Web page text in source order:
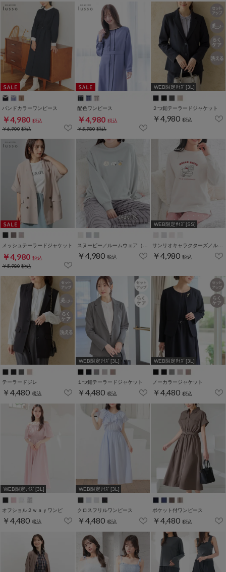
バンドカラーワンピース
￥4,980 税込
￥6,900税込
配色ワンピース
￥4,980 税込
￥5,980税込
WEB限定ｻｲｽﾞ[3L]
２つ釦テーラードジャケット
￥4,980 税込
メッシュテーラードジャケット
￥4,980 税込
￥5,980税込
￥4,980 税込
WEB限定ｻｲｽﾞ[SS]
￥4,980 税込
テーラードジレ
￥4,480 税込
WEB限定ｻｲｽﾞ[3L]
１つ釦テーラードジャケット
￥4,480 税込
WEB限定ｻｲｽﾞ[3L]
ノーカラージャケット
￥4,480 税込
WEB限定ｻｲｽﾞ[3L]
オフショル２ｗａｙワンピ
￥4,480 税込
WEB限定ｻｲｽﾞ[3L]
クロスフリルワンピース
￥4,480 税込
ポケット付ワンピース
￥4,480 税込